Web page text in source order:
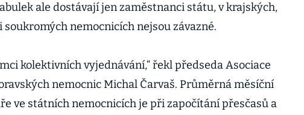
ale dostávají jen zaměstnanci státu, v krajských,
soukromých nemocnicích nejsou závazné.
kolektivních vyjednávání,“ řekl předseda Asociace
nemocnic Michal Čarvaš. Průměrná měsíční
ve státních nemocnicích je při započítání přesčasů a